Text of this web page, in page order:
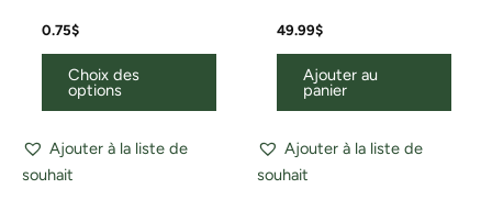
0.75$
Choix des
options
Ajouter à la liste de
souhait
49.99$
Ajouter au
panier
Ajouter à la liste de
souhait